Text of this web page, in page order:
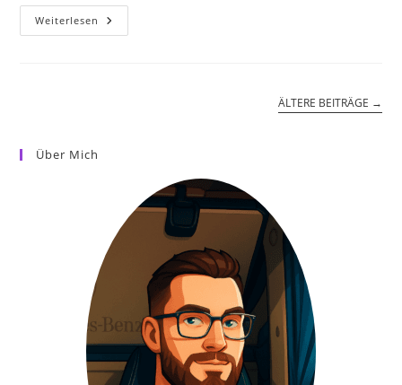
Weiterlesen 52
Wochen,
Schreibt
ÄLTERE BEITRÄGE →
Über Mich